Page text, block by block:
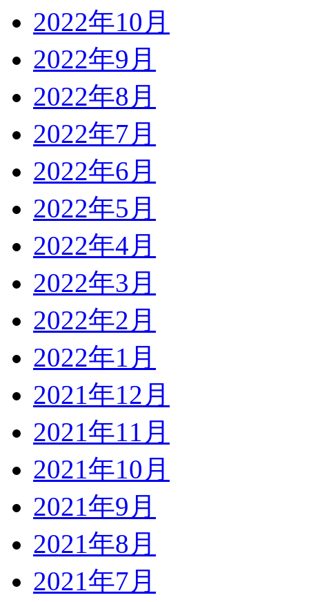
2022年10月
2022年9月
2022年8月
2022年7月
2022年6月
2022年5月
2022年4月
2022年3月
2022年2月
2022年1月
2021年12月
2021年11月
2021年10月
2021年9月
2021年8月
2021年7月